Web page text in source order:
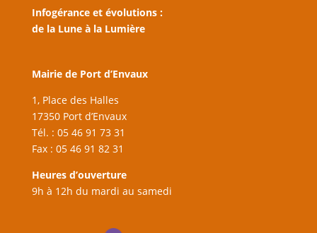
Infogérance et évolutions :
de la Lune à la Lumière
Mairie de Port d’Envaux
1, Place des Halles
17350 Port d’Envaux
Tél. : 05 46 91 73 31
Fax : 05 46 91 82 31
Heures d’ouverture
9h à 12h du mardi au samedi